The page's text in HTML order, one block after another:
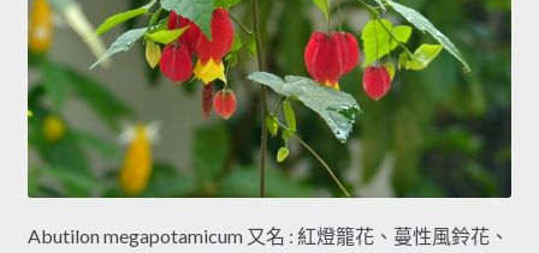
Abutilon megapotamicum 又名 : 紅燈籠花、蔓性風鈴花、